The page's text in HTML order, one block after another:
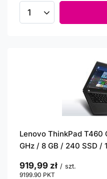
Ilość produktów
Lenovo ThinkPad
GHz / 8 GB / 240 SSD /
919,99 zł / szt.
9199.90 PKT